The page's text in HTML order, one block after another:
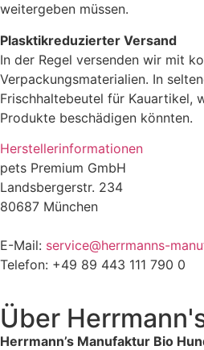
weitergeben müssen.
Plasktikreduzierter Versand
In der Regel versenden wir mit
Verpackungsmaterialien. In
Frischhaltebeutel für Kauartikel,
Produkte beschädigen könnten.
Herstellerinformationen
pets Premium GmbH
Landsbergerstr. 234
80687 München
E-Mail: service@herrmanns-
Telefon: +49 89 443 111 790 0
Über
Herrmann’s Manufaktur Bio